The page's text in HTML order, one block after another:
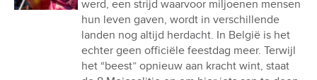
werd, een strijd waarvoor miljoenen mensen
hun leven gaven, wordt in verschillende
landen nog altijd herdacht. In België is het
echter geen officiële feestdag meer. Terwijl
het “beest” opnieuw aan kracht wint, staat